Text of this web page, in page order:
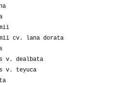
cv. lana dorata
v. dealbata
v. teyuca